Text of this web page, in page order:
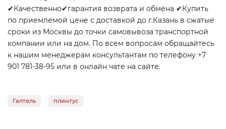
✔Качественно✔гарантия возврата и обмена ✔Купить
по приемлемой цене с доставкой до г.Казань в сжатые
сроки из Москвы до точки самовывоза транспортной
компании или на дом. По всем вопросам обращайтесь
к нашим менеджерам консультантам по телефону +7
901 781-38-95 или в онлайн чате на сайте.
Галтель плинтус